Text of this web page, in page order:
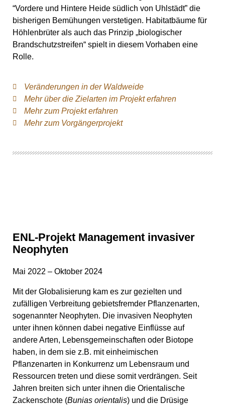
“Vordere und Hintere Heide südlich von Uhlstädt” die
bisherigen Bemühungen verstetigen. Habitatbäume für
Höhlenbrüter als auch das Prinzip „biologischer
Brandschutzstreifen“ spielt in diesem Vorhaben eine
Rolle.
Veränderungen in der Waldweide
Mehr über die Zielarten im Projekt erfahren
Mehr zum Projekt erfahren
Mehr zum Vorgängerprojekt
ENL-Projekt Management invasiver
Neophyten
Mai 2022 – Oktober 2024
Mit der Globalisierung kam es zur gezielten und
zufälligen Verbreitung gebietsfremder Pflanzenarten,
sogenannter Neophyten. Die invasiven Neophyten
unter ihnen können dabei negative Einflüsse auf
andere Arten, Lebensgemeinschaften oder Biotope
haben, in dem sie z.B. mit einheimischen
Pflanzenarten in Konkurrenz um Lebensraum und
Ressourcen treten und diese somit verdrängen. Seit
Jahren breiten sich unter ihnen die Orientalische
Zackenschote (Bunias orientalis) und die Drüsige